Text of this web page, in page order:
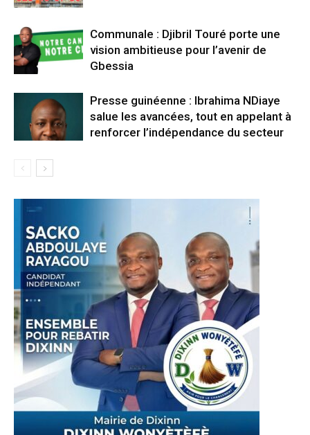
Communale : Djibril Touré porte une
vision ambitieuse pour l’avenir de
Gbessia
Presse guinéenne : Ibrahima NDiaye
salue les avancées, tout en appelant à
renforcer l’indépendance du secteur